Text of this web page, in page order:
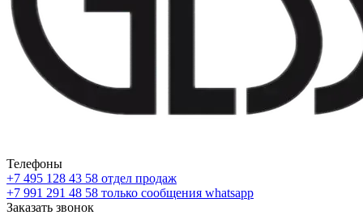
Телефоны
+7 495 128 43 58 отдел продаж
+7 991 291 48 58 только сообщения whatsapp
Заказать звонок